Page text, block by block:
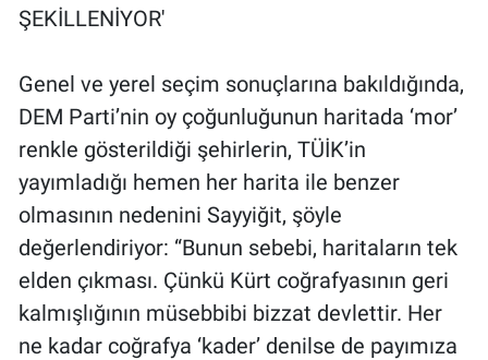
ŞEKİLLENİYOR'
Genel ve yerel seçim sonuçlarına bakıldığında,
DEM Parti’nin oy çoğunluğunun haritada ‘mor’
renkle gösterildiği şehirlerin, TÜİK’in
yayımladığı hemen her harita ile benzer
olmasının nedenini Sayyiğit, şöyle
değerlendiriyor: “Bunun sebebi, haritaların tek
elden çıkması. Çünkü Kürt coğrafyasının geri
kalmışlığının müsebbibi bizzat devlettir. Her
ne kadar coğrafya ‘kader’ denilse de payımıza